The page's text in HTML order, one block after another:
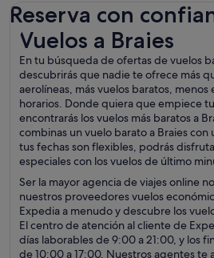
Reserva con
Vuelos a Braies
En tu búsqueda de ofertas de vuelos
descubrirás que nadie te ofrece más
aerolíneas, más vuelos baratos, menos
horarios. Donde quiera que empiece
encontrarás los vuelos más baratos a
combinas un vuelo barato a Braies con
tus fechas son flexibles, podrás
especiales con los vuelos de último
Ser la mayor agencia de viajes online
nuestros proveedores vuelos
Expedia a menudo y descubre los
El centro de atención al cliente de
días laborables de 9:00 a 21:00, y los
de 10:00 a 17:00. Nuestros agentes te
Vuelos a Braies